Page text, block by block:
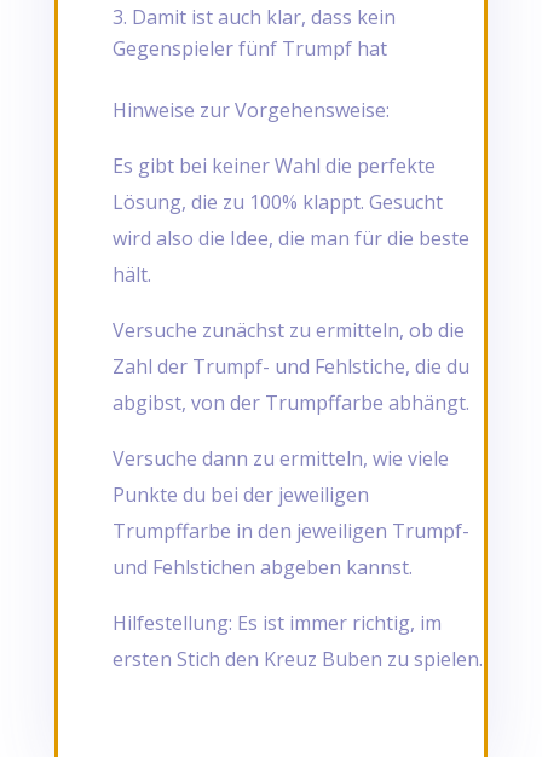
Damit ist auch klar, dass kein
Gegenspieler fünf Trumpf hat
Hinweise zur Vorgehensweise:
Es gibt bei keiner Wahl die perfekte
Lösung, die zu 100% klappt. Gesucht
wird also die Idee, die man für die beste
hält.
Versuche zunächst zu ermitteln, ob die
Zahl der Trumpf- und Fehlstiche, die du
abgibst, von der Trumpffarbe abhängt.
Versuche dann zu ermitteln, wie viele
Punkte du bei der jeweiligen
Trumpffarbe in den jeweiligen Trumpf-
und Fehlstichen abgeben kannst.
Hilfestellung: Es ist immer richtig, im
ersten Stich den Kreuz Buben zu spielen.